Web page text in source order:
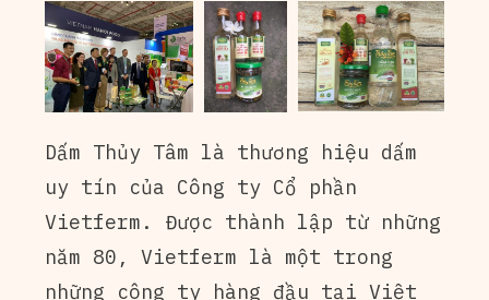
Dấm Thủy Tâm là thương hiệu dấm
uy tín của Công ty Cổ phần
Vietferm. Được thành lập từ những
năm 80, Vietferm là một trong
những công ty hàng đầu tại Việt